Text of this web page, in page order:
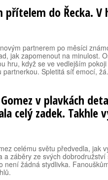
přítelem do Řecka.
partnerem po měsíci
jak zapomenout na minulost.
hru, když se ve vedlejším
partnerkou. Spletitá síť emocí,
v plavkách
celý zadek. Takhle
celému světu předvedla, jak
a záběry ze svých
není žádná stydlivka.